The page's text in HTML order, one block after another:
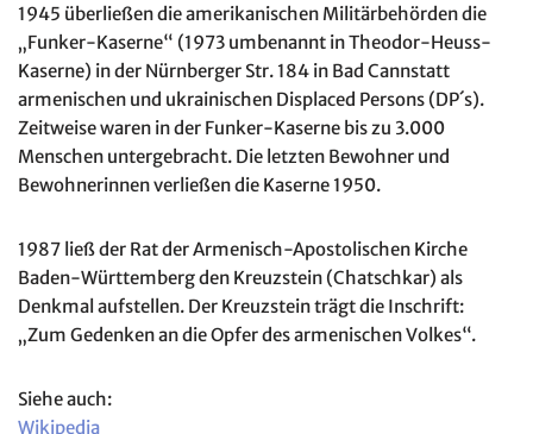
1945 überließen die amerikanischen Militärbehörden die
„Funker-Kaserne“ (1973 umbenannt in Theodor-Heuss-
Kaserne) in der Nürnberger Str. 184 in Bad Cannstatt
armenischen und ukrainischen Displaced Persons (DP´s).
Zeitweise waren in der Funker-Kaserne bis zu 3.000
Menschen untergebracht. Die letzten Bewohner und
Bewohnerinnen verließen die Kaserne 1950.
1987 ließ der Rat der Armenisch-Apostolischen Kirche
Baden-Württemberg den Kreuzstein (Chatschkar) als
Denkmal aufstellen. Der Kreuzstein trägt die Inschrift:
„Zum Gedenken an die Opfer des armenischen Volkes“.
Siehe auch:
Wikipedia